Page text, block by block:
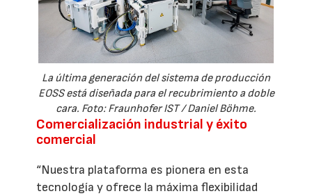
La última generación del sistema de producción
EOSS está diseñada para el recubrimiento a doble
cara. Foto: Fraunhofer IST / Daniel Böhme.
Comercialización industrial y éxito
comercial
“Nuestra plataforma es pionera en esta
tecnología y ofrece la máxima flexibilidad